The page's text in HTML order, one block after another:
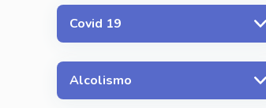
Covid 19
Alcolismo